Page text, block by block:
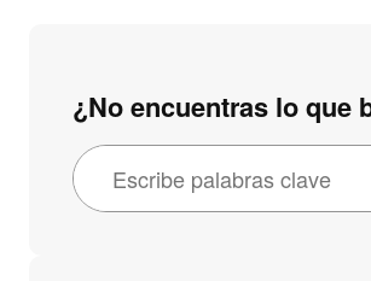
¿No encuentras lo que